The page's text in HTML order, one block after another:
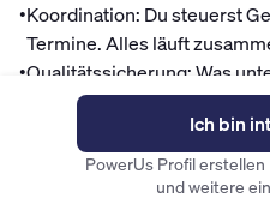
•Koordination: Du steuerst
Termine. Alles läuft
•Qualitätssicherung: Was
sitzt. Du prüfst,
Mitgestalten: Wir bauen
besser geht, sagt es – und
Ich bin
PowerUs Profil
und weitere